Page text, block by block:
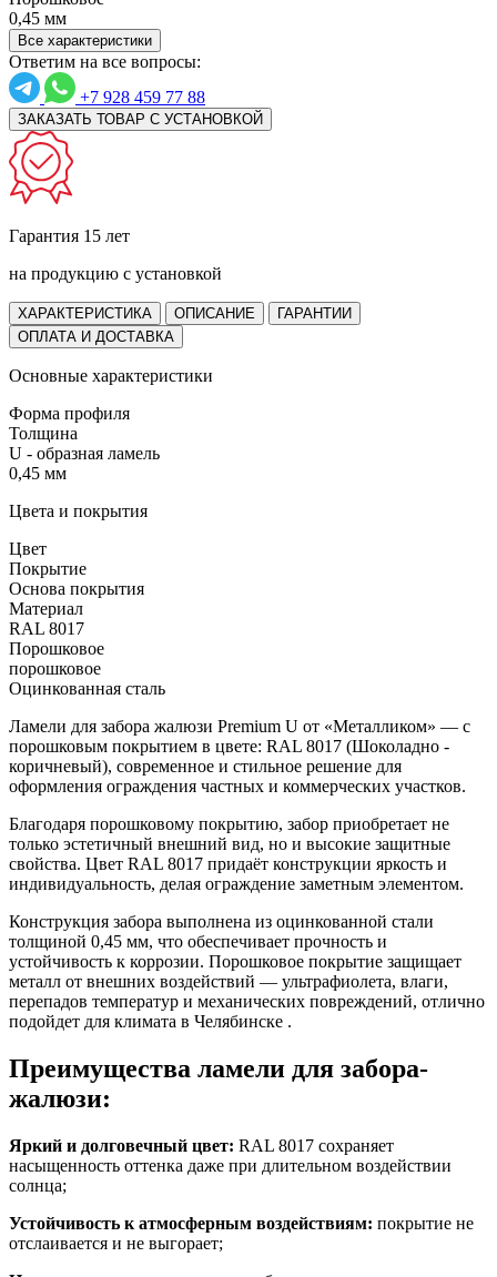
0,45 мм
Все характеристики
Ответим на все вопросы:
+7 928 459 77 88
ЗАКАЗАТЬ ТОВАР С УСТАНОВКОЙ
Гарантия 15 лет
на продукцию с установкой
ХАРАКТЕРИСТИКА ОПИСАНИЕ
ГАРАНТИИ
ОПЛАТА И ДОСТАВКА
Основные характеристики
Форма профиля
Толщина
U - образная ламель
0,45 мм
Цвета и покрытия
Цвет
Покрытие
Основа покрытия
Материал
RAL 8017
Порошковое
порошковое
Оцинкованная сталь
Ламели для забора жалюзи Premium U от «Металликом» — с
порошковым покрытием в цвете: RAL 8017 (Шоколадно -
коричневый), современное и стильное решение для
оформления ограждения частных и коммерческих участков.
Благодаря порошковому покрытию, забор приобретает не
только эстетичный внешний вид, но и высокие защитные
свойства. Цвет RAL 8017 придаёт конструкции яркость и
индивидуальность, делая ограждение заметным элементом.
Конструкция забора выполнена из оцинкованной стали
толщиной 0,45 мм, что обеспечивает прочность и
устойчивость к коррозии. Порошковое покрытие защищает
металл от внешних воздействий — ультрафиолета, влаги,
перепадов температур и механических повреждений, отлично
подойдет для климата в Челябинске .
Преимущества ламели для забора-
жалюзи:
Яркий и долговечный цвет: RAL 8017 сохраняет
насыщенность оттенка даже при длительном воздействии
солнца;
Устойчивость к атмосферным воздействиям: покрытие не
отслаивается и не выгорает;